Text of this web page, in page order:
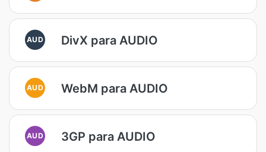
AUD DivX para AUDIO
AUD WebM para AUDIO
AUD 3GP para AUDIO